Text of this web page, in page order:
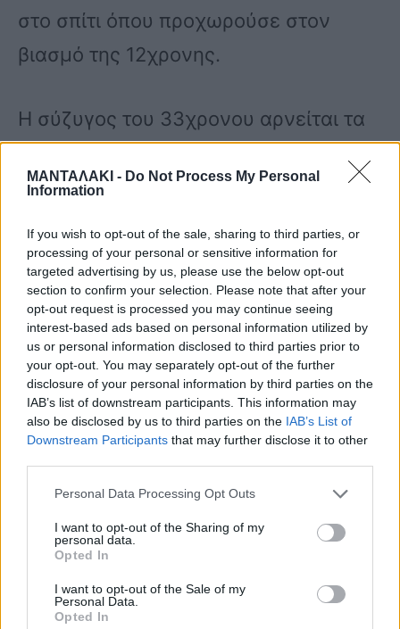
ΜΑΝΤΑΛΑΚΙ - Do Not Process My Personal
Information
If you wish to opt-out of the sale, sharing to third parties, or
processing of your personal or sensitive information for
targeted advertising by us, please use the below opt-out
section to confirm your selection. Please note that after your
opt-out request is processed you may continue seeing
interest-based ads based on personal information utilized by
us or personal information disclosed to third parties prior to
your opt-out. You may separately opt-out of the further
disclosure of your personal information by third parties on the
IAB’s list of downstream participants. This information may
also be disclosed by us to third parties on the IAB’s List of
Downstream Participants that may further disclose it to other
Personal Data Processing Opt Outs
I want to opt-out of the Sharing of my
personal data.
Opted In
I want to opt-out of the Sale of my
Personal Data.
Opted In
στο σπίτι όπου προχωρούσε στον
βιασμό της 12χρονης.
Η σύζυγος του 33χρονου αρνείται τα
βοηθούσε κατά καιρούς οικονομικά
της.
Σημειώνεται πως τις επόμενες μέρες
ο βασικός κατηγορούμενος, Ηλίας
Μίχος, αναμένεται να δώσει
συμπληρωματική κατάθεση στην
ανακρίτρια.
Την ίδια ώρα ο γνωστός πρώην
διαιτητής και οδοντίατρος, Φίλιππος